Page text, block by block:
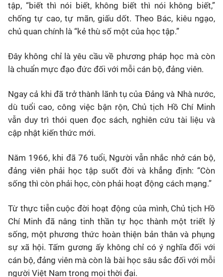
tập, “biết thì nói biết, không biết thì nói không biết,”
chống tự cao, tự mãn, giấu dốt. Theo Bác, kiêu ngạo,
chủ quan chính là “kẻ thù số một của học tập.”
Đây không chỉ là yêu cầu về phương pháp học mà còn
là chuẩn mực đạo đức đối với mỗi cán bộ, đảng viên.
Ngay cả khi đã trở thành lãnh tụ của Đảng và Nhà nước,
dù tuổi cao, công việc bận rộn, Chủ tịch Hồ Chí Minh
vẫn duy trì thói quen đọc sách, nghiên cứu tài liệu và
cập nhật kiến thức mới.
Năm 1966, khi đã 76 tuổi, Người vẫn nhắc nhở cán bộ,
đảng viên phải học tập suốt đời và khẳng định: “Còn
sống thì còn phải học, còn phải hoạt động cách mạng.”
Từ thực tiễn cuộc đời hoạt động của mình, Chủ tịch Hồ
Chí Minh đã nâng tinh thần tự học thành một triết lý
sống, một phương thức hoàn thiện bản thân và phụng
sự xã hội. Tấm gương ấy không chỉ có ý nghĩa đối với
cán bộ, đảng viên mà còn là bài học sâu sắc đối với mỗi
người Việt Nam trong mọi thời đại.